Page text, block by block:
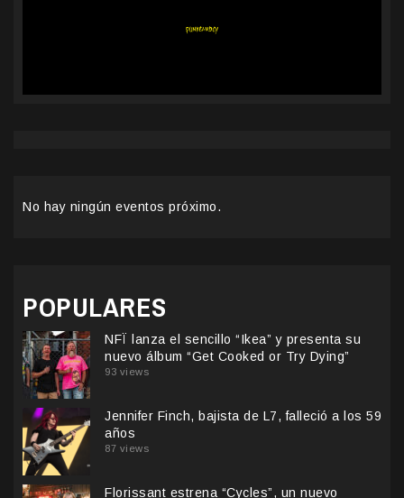
No hay ningún eventos próximo.
POPULARES
NFÏ lanza el sencillo “Ikea” y presenta su
nuevo álbum “Get Cooked or Try Dying”
93 views
Jennifer Finch, bajista de L7, falleció a los 59
años
87 views
Florissant estrena “Cycles”, un nuevo